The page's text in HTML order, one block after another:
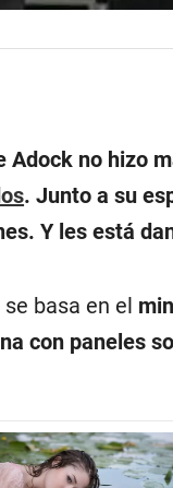
no hizo
. Junto a su
Y les está
basa en el
con paneles